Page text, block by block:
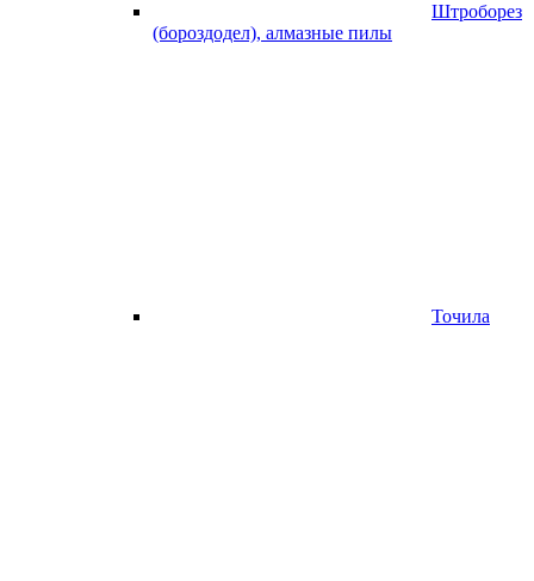
Штроборез
(бороздодел), алмазные пилы
Точила